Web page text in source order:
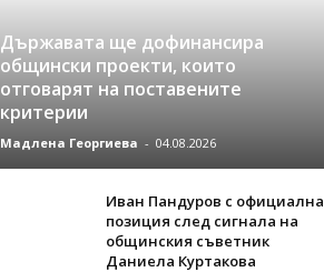
Държавата ще дофинансира
общински проекти, които
отговарят на поставените
критерии
Мадлена Георгиева - 04.08.2026
Иван Пандуров с официална
позиция след сигнала на
общинския съветник
Даниела Куртакова